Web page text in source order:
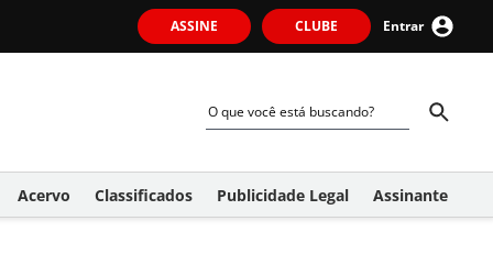
ASSINE CLUBE Entrar
Acervo Classificados Publicidade Legal Assinante